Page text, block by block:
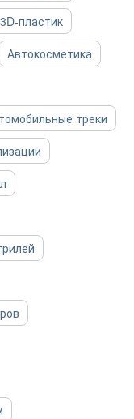
3D-пластик
Автокосметика
треки